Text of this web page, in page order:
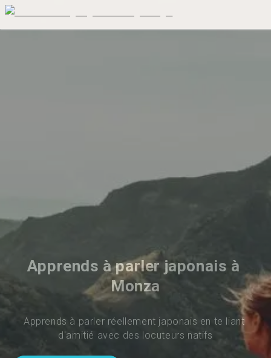
Apprends à parler japonais à
Monza
Apprends à parler réellement japonais en te liant
d'amitié avec des locuteurs natifs